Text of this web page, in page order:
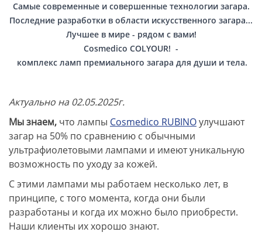
Самые современные и совершенные технологии загара.
Последние разработки в области искусственного загара...
Лучшее в мире - рядом с вами!
Cosmedico COLYOUR! -
комплекс ламп премиального загара для души и тела.
Актуально на 02.05.2025г.
Мы знаем, что лампы Cosmedico RUBINOулучшают
загар на 50% по сравнению с обычными
ультрафиолетовыми лампами и имеют уникальную
возможность по уходу за кожей.
С этими лампами мы работаем несколько лет, в
принципе, с того момента, когда они были
разработаны и когда их можно было приобрести.
Наши клиенты их хорошо знают.